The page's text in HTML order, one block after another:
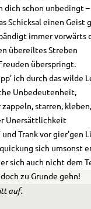
dich schon unbedingt –
Schicksal einen Geist
immer vorwärts
übereiltes Streben
überspringt.
ich durch das wilde
Unbedeutenheit,
zappeln, starren,
Unersättlichkeit
und Trank vor gier’gen
sich umsonst
er sich auch nicht dem
zu Grunde gehn!
auf.